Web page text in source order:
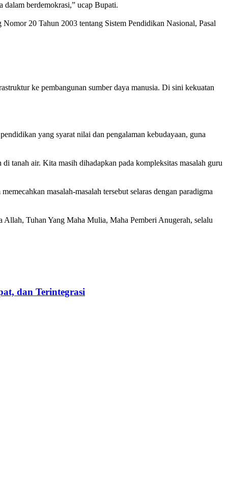
dalam berdemokrasi,” ucap Bupati.
20 Tahun 2003 tentang Sistem Pendidikan Nasional, Pasal
ke pembangunan sumber daya manusia. Di sini kekuatan
yang syarat nilai dan pengalaman kebudayaan, guna
tanah air. Kita masih dihadapkan pada kompleksitas masalah guru
masalah-masalah tersebut selaras dengan paradigma
Allah, Tuhan Yang Maha Mulia, Maha Pemberi Anugerah, selalu
dan Terintegrasi